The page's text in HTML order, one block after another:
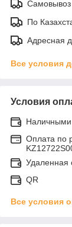
Самовывоз
По
Адресная
Все условия
Условия
Наличными
Оплата по
Удаленная
QR
Все условия